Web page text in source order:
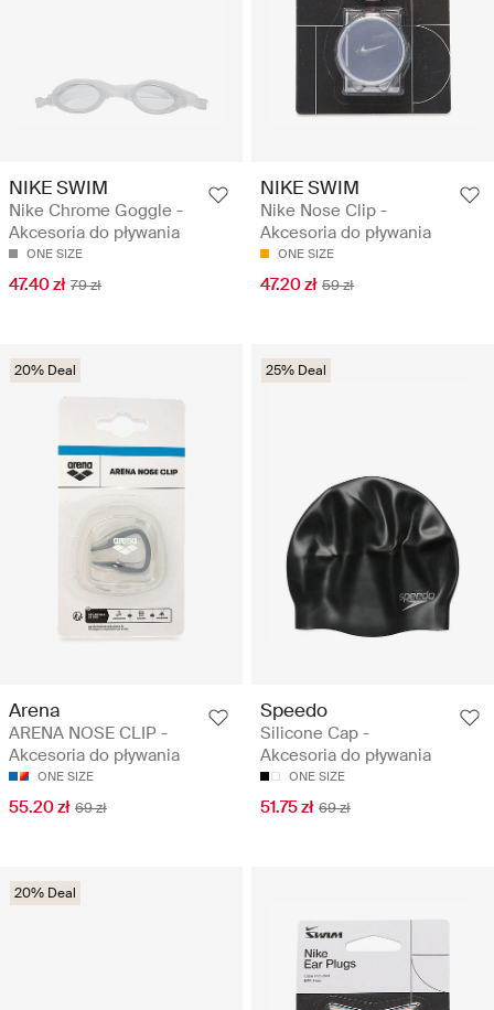
NIKE SWIM
Nike Chrome Goggle -
Akcesoria do pływania
ONE SIZE
47.40 zł 79 zł
NIKE SWIM
Nike Nose Clip -
Akcesoria do pływania
ONE SIZE
47.20 zł 59 zł
20% Deal
Arena
ARENA NOSE CLIP -
Akcesoria do pływania
ONE SIZE
55.20 zł 69 zł
25% Deal
Speedo
Silicone Cap -
Akcesoria do pływania
ONE SIZE
51.75 zł 69 zł
20% Deal